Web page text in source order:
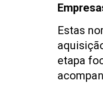
Estas
etapa